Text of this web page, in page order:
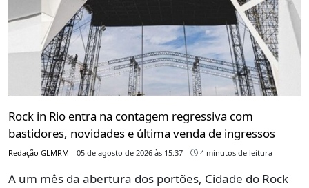
Rock in Rio entra na contagem regressiva com
bastidores, novidades e última venda de ingressos
Redação GLMRM 05 de agosto de 2026 às 15:37 4 minutos de leitura
A um mês da abertura dos portões, Cidade do Rock